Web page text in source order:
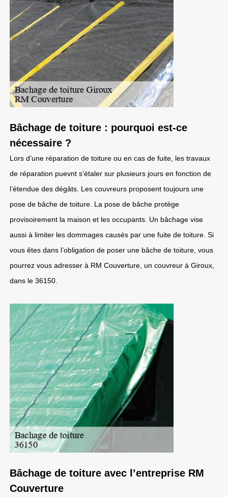
Bâchage de toiture : pourquoi est-ce
nécessaire ?
Lors d’une réparation de toiture ou en cas de fuite, les travaux
de réparation puevnt s’étaler sur plusieurs jours en fonction de
l’étendue des dégâts. Les couvreurs proposent toujours une
pose de bâche de toiture. La pose de bâche protège
provisoirement la maison et les occupants. Un bâchage vise
aussi à limiter les dommages causés par une fuite de toiture. Si
vous êtes dans l’obligation de poser une bâche de toiture, vous
pourrez vous adresser à RM Couverture, un couvreur à Giroux,
dans le 36150.
Bâchage de toiture avec l’entreprise RM
Couverture